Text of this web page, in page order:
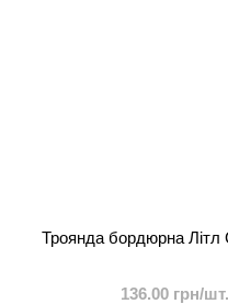
Троянда бордюрна Літл
136.00 грн/шт.